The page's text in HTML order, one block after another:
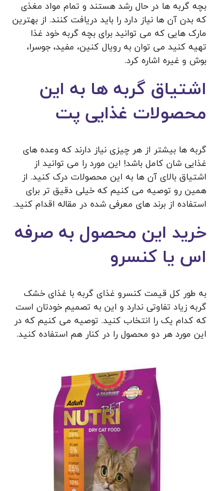
بچه گربه ها در حال رشد هستند و تمام مواد مغذی
که بدن آن ها نیاز دارد را باید دریافت کنند. از بهترین
مارک هایی که می توانید برای بچه گربه خود غذا
تهیه کنید می ‌توان به رویال کنین، مفید، جوسرا،
بوش و غیره اشاره کرد.
اشتیاق گربه ها به این
محصولات غذایی پت
گربه ها بیشتر از هر چیزی نیاز دارند که وعده های
غذایی شان کامل باشد! این مورد را می توانید از
اشتیاق بالای آن ها به این محصولات درک کنید. از
همین رو توصیه می کنیم که خیلی دقیق تر برای
استفاده از برند های معرفی شده در مقاله اقدام کنید.
خرید این محصول به صرفه
اس یا کنسرو
به طور کل قیمت کنسرو غذای گربه با غذای خشک
گربه زیاد تفاوتی ندارد و این به تصمیم خودتان است
که کدام یک را انتخاب کنید. توصیه می کنیم که در
این مورد هر دو محصول را در کنار هم استفاده کنید.